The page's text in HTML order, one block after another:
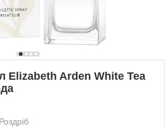
Elizabeth Arden White Tea
Роздріб